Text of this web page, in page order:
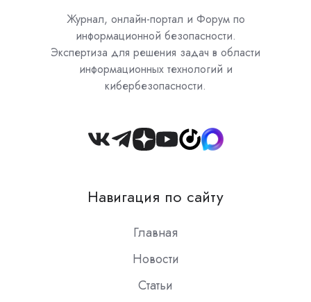
Журнал, онлайн-портал и Форум по
информационной безопасности.
Экспертиза для решения задач в области
информационных технологий и
кибербезопасности.
Join
Slack
Навигация по сайту
Главная
Новости
Статьи